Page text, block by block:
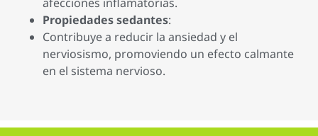
Propiedades sedantes:
Contribuye a reducir la ansiedad y el
nerviosismo, promoviendo un efecto calmante
en el sistema nervioso.